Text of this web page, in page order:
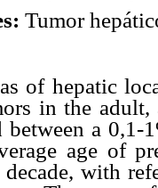
Tumor
of hepatic
in the
between a
age of
with